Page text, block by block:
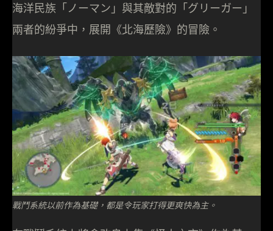
海洋民族「ノーマン」與其敵對的「グリーガー」
兩者的紛爭中，展開《北海歷險》的冒險。
戰鬥系統以前作為基礎，都是令玩家打得更爽快為主。